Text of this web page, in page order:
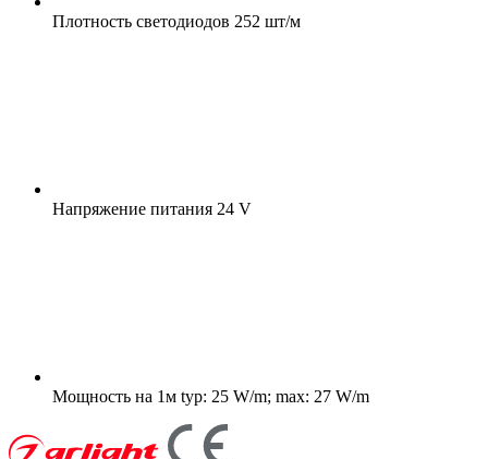
Плотность светодиодов 252 шт/м
Напряжение питания 24 V
Мощность на 1м typ: 25 W/m; max: 27 W/m